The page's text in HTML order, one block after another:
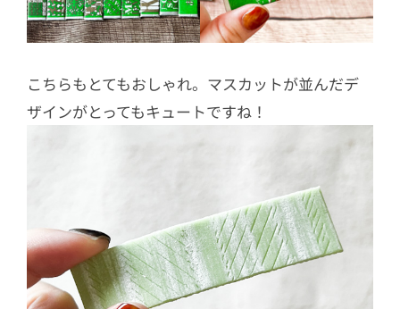
こちらもとてもおしゃれ。マスカットが並んだデ
ザインがとってもキュートですね！